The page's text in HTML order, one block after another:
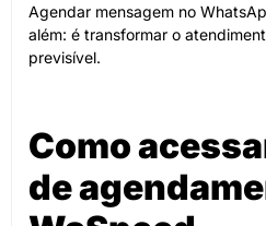
Agendar mensagem no
além: é transformar o
previsível.
Como
de